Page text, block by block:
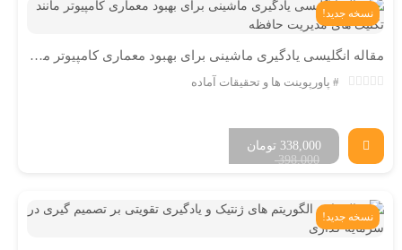
نسخه جدید!
مقاله انگلیسی یادگیری ماشینی برای بهبود معماری کامپیوتر مانند تکنیک های مدیریت حافظه
پاورپوینت ها و تحقیقات آماده
398,000
تومان 338,000
نسخه جدید!